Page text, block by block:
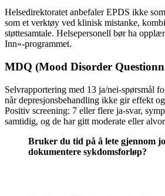
Helsedirektoratet anbefaler EPDS ikke
som et verktøy ved klinisk mistanke,
støttesamtale. Helsepersonell bør ha
Inn»-programmet.
MDQ (Mood Disorder
Selvrapportering med 13 ja/nei-spørsmål
når depresjonsbehandling ikke gir effekt
Positiv screening: 7 eller flere ja-svar,
samtidig, og de har gitt moderate eller
Bruker du tid på å lete gjennom
dokumentere sykdomsforløp?